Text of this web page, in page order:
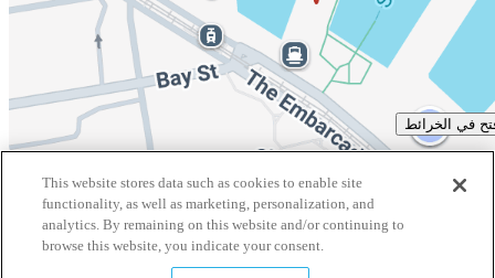
في الخرائط
معلومات إضافية
الجدول الزمني
This website stores data such as cookies to enable site
functionality, as well as marketing, personalization, and
analytics. By remaining on this website and/or continuing to
browse this website, you indicate your consent.